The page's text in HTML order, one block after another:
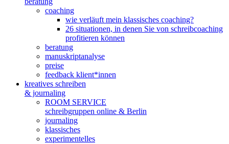
coaching
wie verläuft mein klassisches coaching?
26 situationen, in denen Sie von schreibcoaching
profitieren können
beratung
manuskriptanalyse
preise
feedback klient*innen
kreatives schreiben
& journaling
ROOM SERVICE
schreibgruppen online & Berlin
journaling
klassisches
experimentelles